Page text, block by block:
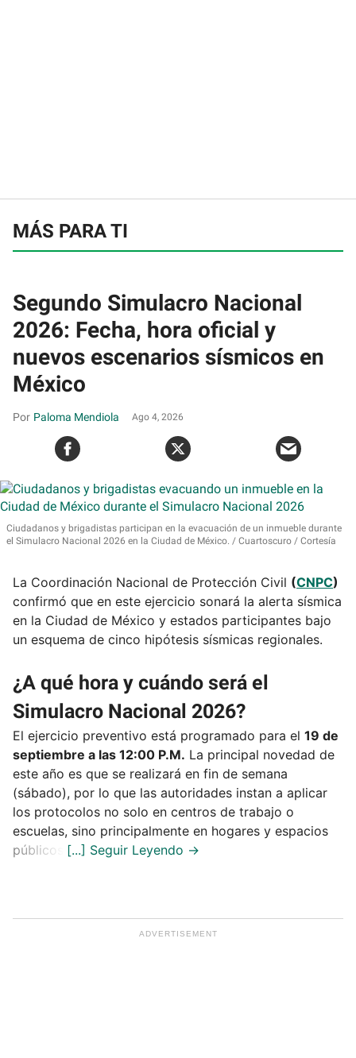
MÁS PARA TI
Segundo Simulacro Nacional
2026: Fecha, hora oficial y
nuevos escenarios sísmicos en
México
Paloma Mendiola Ago 4, 2026
Ciudadanos y brigadistas participan en la evacuación de un inmueble durante
el Simulacro Nacional 2026 en la Ciudad de México.
Cuartoscuro / Cortesía
La Coordinación Nacional de Protección Civil (CNPC)
confirmó que en este ejercicio sonará la alerta sísmica
en la Ciudad de México y estados participantes bajo
un esquema de cinco hipótesis sísmicas regionales.
¿A qué hora y cuándo será el
Simulacro Nacional 2026?
El ejercicio preventivo está programado para el 19 de
septiembre a las 12:00 P.M. La principal novedad de
este año es que se realizará en fin de semana
(sábado), por lo que las autoridades instan a aplicar
los protocolos no solo en centros de trabajo o
escuelas, sino principalmente en hogares y espacios
públicos.